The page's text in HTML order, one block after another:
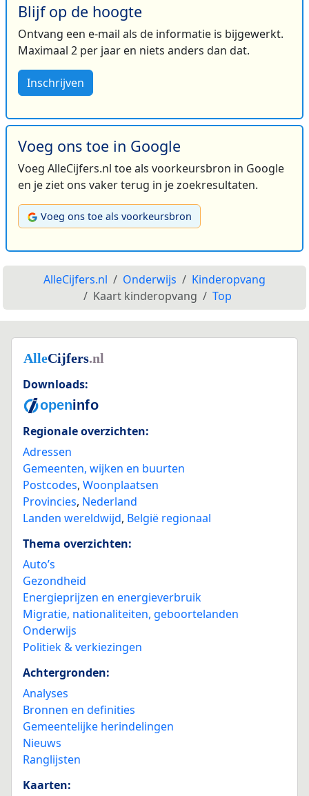
Blijf op de hoogte
Ontvang een e-mail als de informatie is bijgewerkt.
Maximaal 2 per jaar en niets anders dan dat.
Inschrijven
Voeg ons toe in Google
Voeg AlleCijfers.nl toe als voorkeursbron in Google
en je ziet ons vaker terug in je zoekresultaten.
Voeg ons toe als voorkeursbron
AlleCijfers.nl Onderwijs
Kinderopvang
Kaart kinderopvang
Top
Downloads:
Regionale overzichten:
Adressen
Gemeenten, wijken en buurten
Postcodes, Woonplaatsen
Provincies, Nederland
Landen wereldwijd, België regionaal
Thema overzichten:
Auto’s
Gezondheid
Energieprijzen en energieverbruik
Migratie, nationaliteiten, geboortelanden
Onderwijs
Politiek & verkiezingen
Achtergronden:
Analyses
Bronnen en definities
Gemeentelijke herindelingen
Nieuws
Ranglijsten
Kaarten: